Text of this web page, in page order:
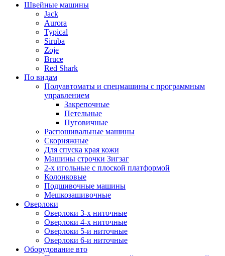
Швейные машины
Jack
Aurora
Typical
Siruba
Zoje
Bruce
Red Shark
По видам
Полуавтоматы и спецмашины с программным
управлением
Закрепочные
Петельные
Пуговичные
Распошивальные машины
Скорняжные
Для спуска края кожи
Машины строчки Зигзаг
2-х игольные с плоской платформой
Колонковые
Подшивочные машины
Мешкозашивочные
Оверлоки
Оверлоки 3-х ниточные
Оверлоки 4-х ниточные
Оверлоки 5-и ниточные
Оверлоки 6-и ниточные
Оборудование вто